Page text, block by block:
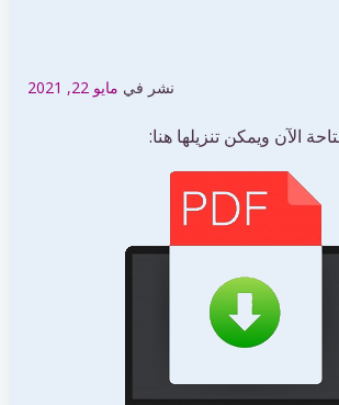
نشر في مايو 22, 2021
الآن ويمكن تنزيلها هنا: